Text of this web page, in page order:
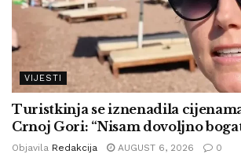
VIJESTI
Turistkinja se iznenadila
Crnoj Gori: “Nisam dovoljno
Objavila Redakcija AUGUST 6, 2026 0